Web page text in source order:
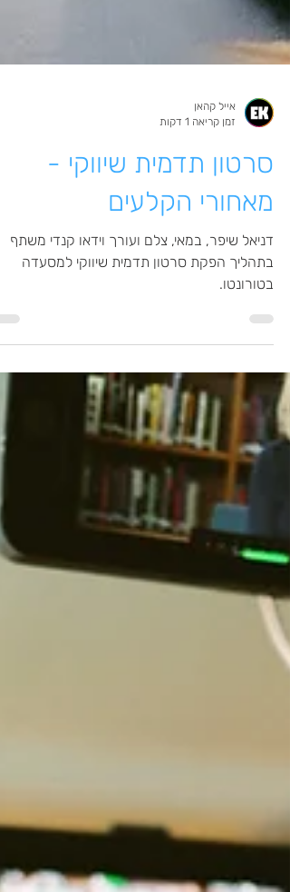
אייל קהאן
זמן קריאה 1 דקות
סרטון תדמית שיווקי -
מאחורי הקלעים
דניאל שיפר, במאי, צלם ועורך וידאו קנדי משתף
בתהליך הפקת סרטון תדמית שיווקי למסעדה